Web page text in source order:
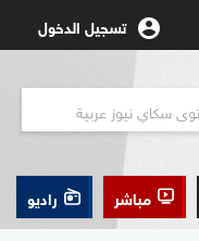
تسجيل الدخول
مباشر راديو